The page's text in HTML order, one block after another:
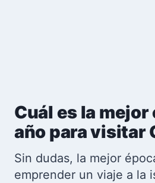
Cuál es la mejor
año para visitar
Sin dudas, la mejor
emprender un viaje a la